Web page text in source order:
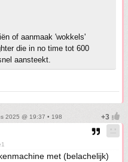
of aanmaak 'wokkels'
die in no time tot 600
aansteekt.
2025 @ 19:37 • 198
met (belachelijk)